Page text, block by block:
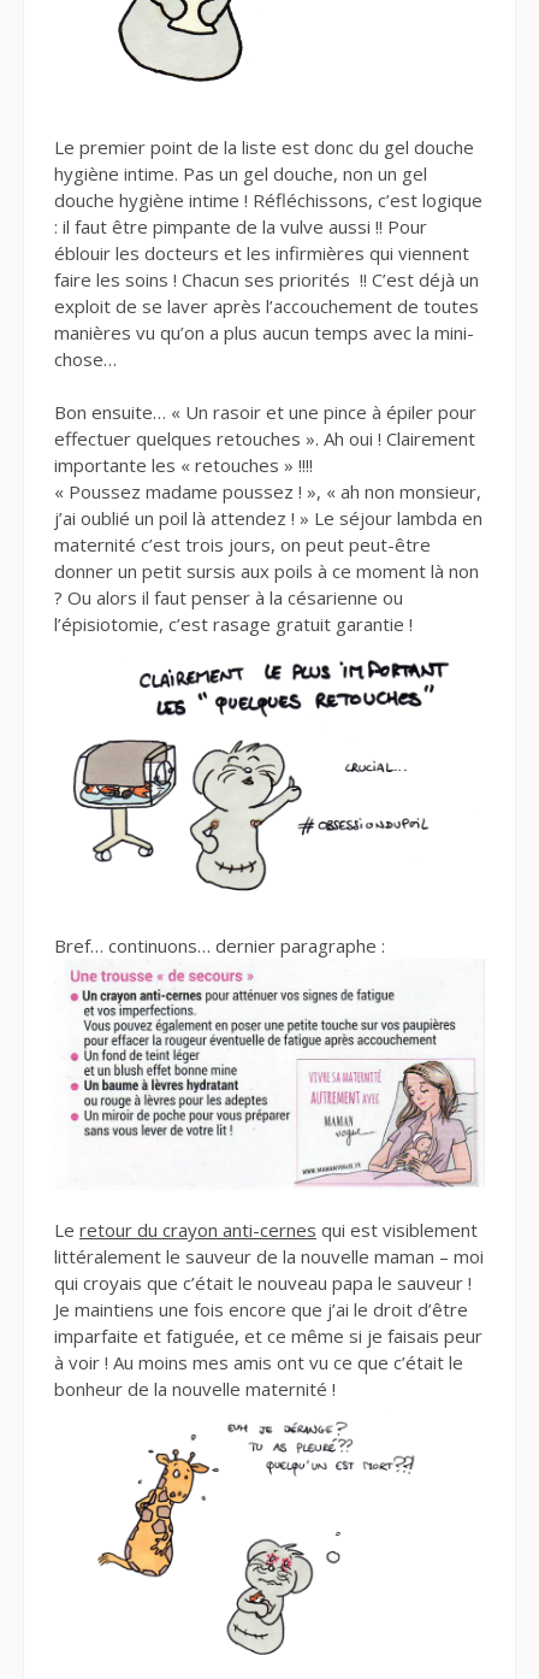
Le premier point de la liste est donc du gel douche
hygiène intime. Pas un gel douche, non un gel
douche hygiène intime ! Réfléchissons, c’est logique
: il faut être pimpante de la vulve aussi !! Pour
éblouir les docteurs et les infirmières qui viennent
faire les soins ! Chacun ses priorités !! C’est déjà un
exploit de se laver après l’accouchement de toutes
manières vu qu’on a plus aucun temps avec la mini-
chose…
Bon ensuite… « Un rasoir et une pince à épiler pour
effectuer quelques retouches ». Ah oui ! Clairement
importante les « retouches » !!!!
« Poussez madame poussez ! », « ah non monsieur,
j’ai oublié un poil là attendez ! » Le séjour lambda en
maternité c’est trois jours, on peut peut-être
donner un petit sursis aux poils à ce moment là non
? Ou alors il faut penser à la césarienne ou
l’épisiotomie, c’est rasage gratuit garantie !
Bref… continuons… dernier paragraphe :
Le retour du crayon anti-cernes qui est visiblement
littéralement le sauveur de la nouvelle maman – moi
qui croyais que c’était le nouveau papa le sauveur !
Je maintiens une fois encore que j’ai le droit d’être
imparfaite et fatiguée, et ce même si je faisais peur
à voir ! Au moins mes amis ont vu ce que c’était le
bonheur de la nouvelle maternité !